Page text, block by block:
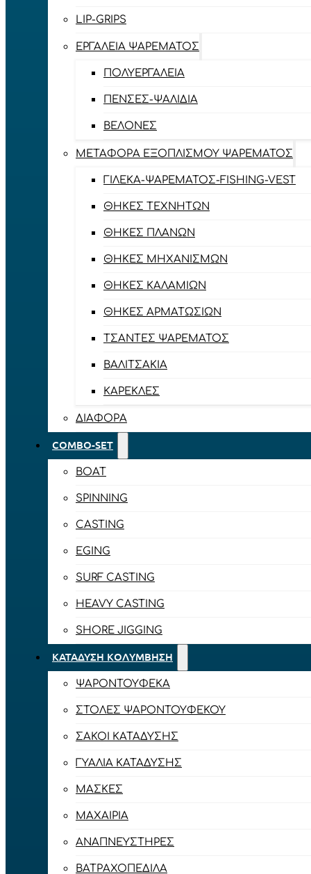
LIP-GRIPS
EΡΓΑΛΕΊΑ ΨΑΡΈΜΑΤΟΣ
ΠΟΛΥΕΡΓΑΛΕΊΑ
ΠΈΝΣΕΣ-ΨΑΛΊΔΙΑ
ΒΕΛΌΝΕΣ
ΜΕΤΑΦΟΡΆ ΕΞΟΠΛΙΣΜΟΎ ΨΑΡΈΜΑΤΟΣ
ΓΙΛΈΚΑ-ΨΑΡΈΜΑΤΟΣ-FISHING-VEST
ΘΉΚΕΣ ΤΕΧΝΗΤΏΝ
ΘΉΚΕΣ ΠΛΆΝΩΝ
ΘΉΚΕΣ ΜΗΧΑΝΙΣΜΏΝ
ΘΉΚΕΣ ΚΑΛΑΜΙΏΝ
ΘΉΚΕΣ ΑΡΜΑΤΩΣΙΏΝ
ΤΣΆΝΤΕΣ ΨΑΡΈΜΑΤΟΣ
ΒΑΛΙΤΣΆΚΙΑ
ΚΑΡΈΚΛΕΣ
ΔΙΆΦΟΡΑ
COMBO-SET
BOAT
SPINNING
CASTING
EGING
SURF CASTING
HEAVY CASTING
SHORE JIGGING
ΚΑΤΆΔΥΣΗ ΚΟΛΎΜΒΗΣΗ
ΨΑΡΟΝΤΟΎΦΕΚΑ
ΣΤΟΛΈΣ ΨΑΡΟΝΤΟΎΦΕΚΟΥ
ΣΆΚΟΙ ΚΑΤΆΔΥΣΗΣ
ΓΥΑΛΙΆ ΚΑΤΆΔΥΣΗΣ
ΜΆΣΚΕΣ
ΜΑΧΑΊΡΙΑ
ΑΝΑΠΝΕΥΣΤΉΡΕΣ
ΒΑΤΡΑΧΟΠΈΔΙΛΑ